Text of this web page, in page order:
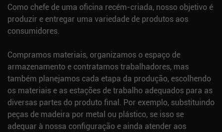
Como chefe de uma oficina recém-criada, nosso objetivo é
produzir e entregar uma variedade de produtos aos
consumidores.
Compramos materiais, organizamos o espaço de
armazenamento e contratamos trabalhadores, mas
também planejamos cada etapa da produção, escolhendo
os materiais e as estações de trabalho adequados para as
diversas partes do produto final. Por exemplo, substituindo
peças de madeira por metal ou plástico, se isso se
adequar à nossa configuração e ainda atender aos